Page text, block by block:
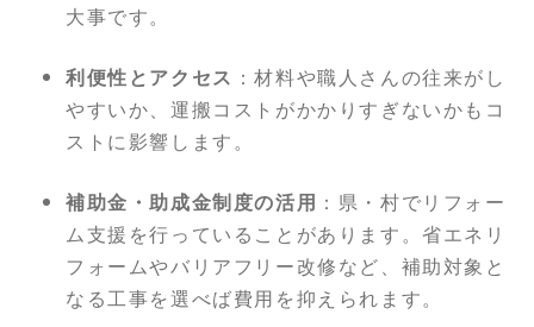
大事です。
利便性とアクセス ：材料や職人さんの往来がし
やすいか、運搬コストがかかりすぎないかもコ
ストに影響します。
補助金・助成金制度の活用 ：県・村でリフォー
ム支援を行っていることがあります。省エネリ
フォームやバリアフリー改修など、補助対象と
なる工事を選べば費用を抑えられます。